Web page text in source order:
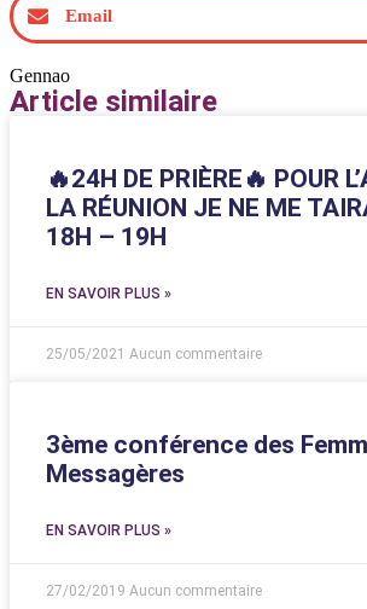
Email
Gennao
Article similaire
🔥24H DE PRIÈRE🔥 POUR
LA RÉUNION JE NE ME
18H – 19H
EN SAVOIR PLUS »
25/05/2021 Aucun commentaire
3ème conférence des
Messagères
EN SAVOIR PLUS »
27/02/2019 Aucun commentaire